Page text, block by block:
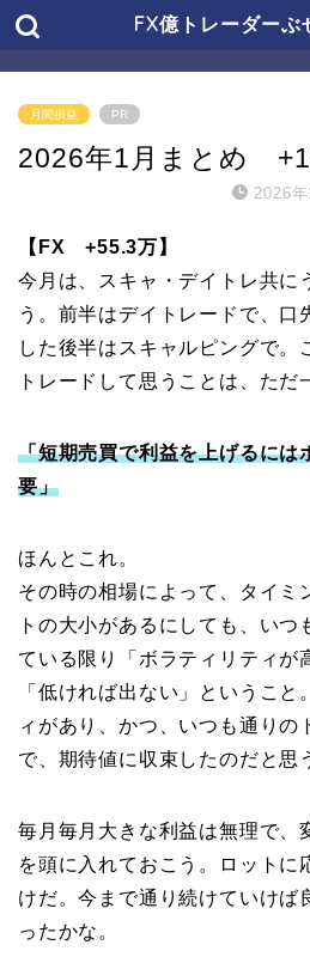
FX億トレーダーぶ
月間損益 PR
2026年1月まとめ
2026
【FX +55.3万】
今月は、スキャ・デイトレ共に
う。前半はデイトレードで、口
した後半はスキャルピングで。
トレードして思うことは、ただ
「短期売買で利益を上げるには
要」
ほんとこれ。
その時の相場によって、タイミ
トの大小があるにしても、いつ
ている限り「ボラティリティが
「低ければ出ない」ということ
ィがあり、かつ、いつも通りの
で、期待値に収束したのだと思
毎月毎月大きな利益は無理で、
を頭に入れておこう。ロットに
けだ。今まで通り続けていけば
ったかな。